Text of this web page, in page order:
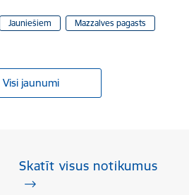
Jauniešiem Mazzalves pagasts
Visi jaunumi
Skatīt visus notikumus